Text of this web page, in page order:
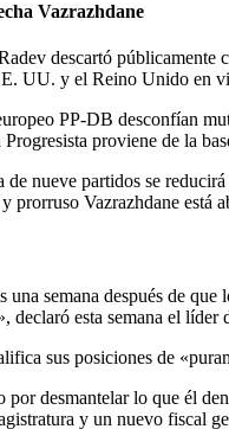
Vazrazhdane
descartó
UU. y el Reino Unido en
PP-DB desconfían
proviene de la
de nueve partidos se
prorruso Vazrazhdane
una semana después de
esta semana el líder
sus posiciones de
por desmantelar lo que él
y un nuevo fiscal